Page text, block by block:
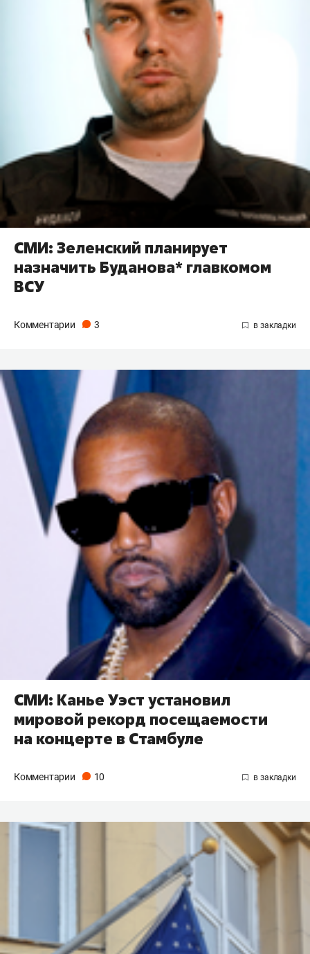
СМИ: Зеленский планирует
назначить Буданова* главкомом
ВСУ
Комментарии 3
СМИ: Канье Уэст установил
мировой рекорд посещаемости
на концерте в Стамбуле
Комментарии 10